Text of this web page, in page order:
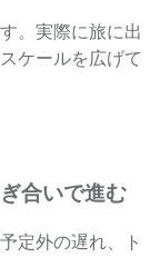
。実際に旅に出
ケールを広げて
合いで進む
定外の遅れ、ト